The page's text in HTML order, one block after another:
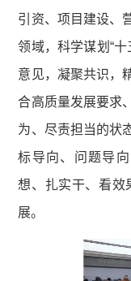
引资、项目建设、
领域，科学谋划“
意见，凝聚共识，
合高质量发展要求
为、尽责担当的状
标导向、问题导
想、扎实干、看效
展。